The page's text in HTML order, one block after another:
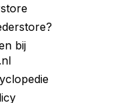
bij